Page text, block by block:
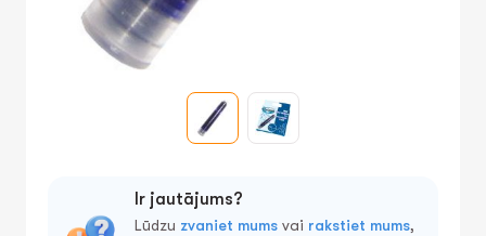
Ir jautājums?
Lūdzu zvaniet mums vai rakstiet mums,